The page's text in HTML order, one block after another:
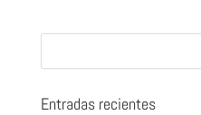
Entradas recientes